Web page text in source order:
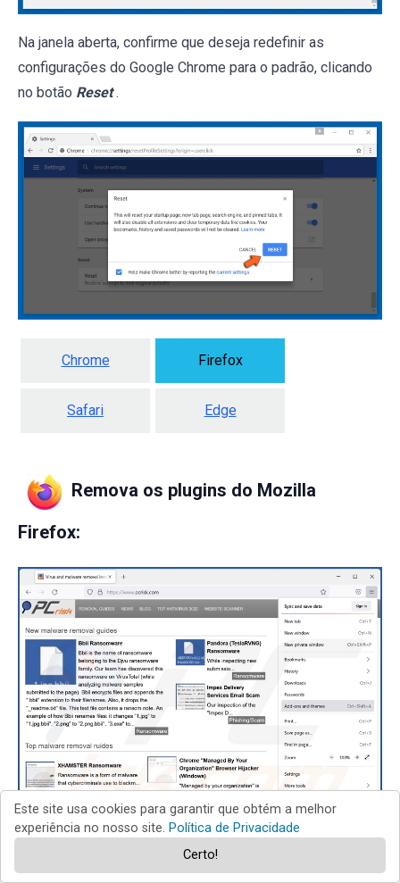
Na janela aberta, confirme que deseja redefinir as
configurações do Google Chrome para o padrão, clicando
no botão Reset .
Chrome Firefox
Safari Edge
Remova os plugins do Mozilla
Firefox:
Este site usa cookies para garantir que obtém a melhor
experiência no nosso site. Política de Privacidade
Certo!